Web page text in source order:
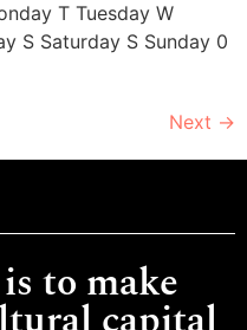
T Tuesday W
S Saturday S Sunday 0
Next →
to make